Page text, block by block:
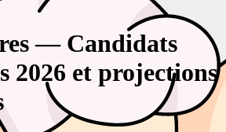
— Candidats
2026 et projections